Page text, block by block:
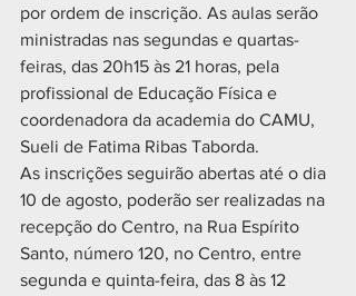
por ordem de inscrição. As aulas serão
ministradas nas segundas e quartas-
feiras, das 20h15 às 21 horas, pela
profissional de Educação Física e
coordenadora da academia do CAMU,
Sueli de Fatima Ribas Taborda.
As inscrições seguirão abertas até o dia
10 de agosto, poderão ser realizadas na
recepção do Centro, na Rua Espírito
Santo, número 120, no Centro, entre
segunda e quinta-feira, das 8 às 12